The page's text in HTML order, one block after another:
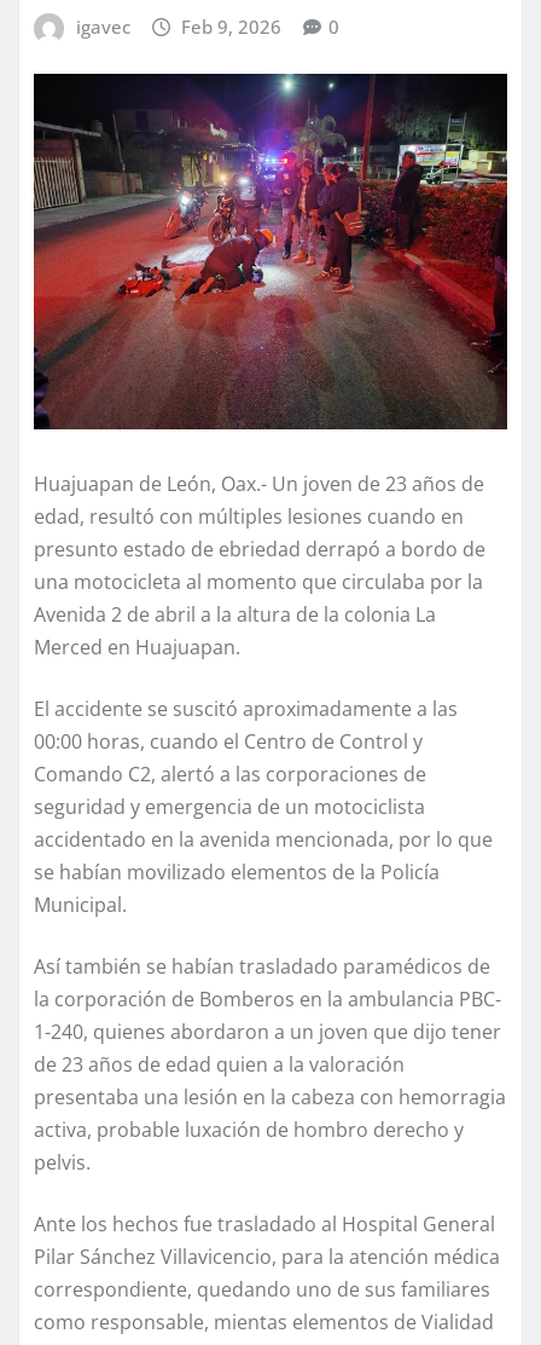
igavec Feb 9, 2026 0
Huajuapan de León, Oax.- Un joven de 23 años de
edad, resultó con múltiples lesiones cuando en
presunto estado de ebriedad derrapó a bordo de
una motocicleta al momento que circulaba por la
Avenida 2 de abril a la altura de la colonia La
Merced en Huajuapan.
El accidente se suscitó aproximadamente a las
00:00 horas, cuando el Centro de Control y
Comando C2, alertó a las corporaciones de
seguridad y emergencia de un motociclista
accidentado en la avenida mencionada, por lo que
se habían movilizado elementos de la Policía
Municipal.
Así también se habían trasladado paramédicos de
la corporación de Bomberos en la ambulancia PBC-
1-240, quienes abordaron a un joven que dijo tener
de 23 años de edad quien a la valoración
presentaba una lesión en la cabeza con hemorragia
activa, probable luxación de hombro derecho y
pelvis.
Ante los hechos fue trasladado al Hospital General
Pilar Sánchez Villavicencio, para la atención médica
correspondiente, quedando uno de sus familiares
como responsable, mientas elementos de Vialidad